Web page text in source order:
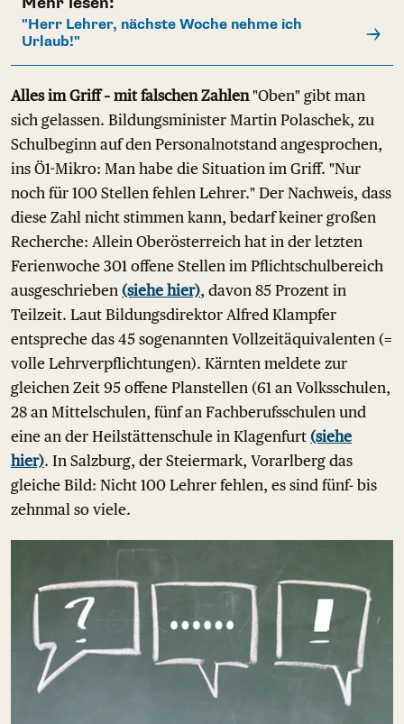
"Herr Lehrer, nächste Woche nehme ich
Urlaub!"
Alles im Griff – mit falschen Zahlen"Oben" gibt man
sich gelassen. Bildungsminister Martin Polaschek, zu
Schulbeginn auf den Personalnotstand angesprochen,
ins Ö1-Mikro: Man habe die Situation im Griff. "Nur
noch für 100 Stellen fehlen Lehrer." Der Nachweis, dass
diese Zahl nicht stimmen kann, bedarf keiner großen
Recherche: Allein Oberösterreich hat in der letzten
Ferienwoche 301 offene Stellen im Pflichtschulbereich
ausgeschrieben (siehe hier), davon 85 Prozent in
Teilzeit. Laut Bildungsdirektor Alfred Klampfer
entspreche das 45 sogenannten Vollzeitäquivalenten (=
volle Lehrverpflichtungen). Kärnten meldete zur
gleichen Zeit 95 offene Planstellen (61 an Volksschulen,
28 an Mittelschulen, fünf an Fachberufsschulen und
eine an der Heilstättenschule in Klagenfurt (siehe
hier). In Salzburg, der Steiermark, Vorarlberg das
gleiche Bild: Nicht 100 Lehrer fehlen, es sind fünf- bis
zehnmal so viele.